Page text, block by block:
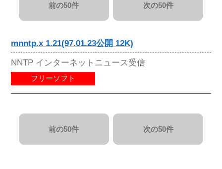
前の50件 次の50件
mnntp.x 1.21(97.01.23公開 12K)
NNTP インターネットニュース受信
フリーソフト
前の50件 次の50件